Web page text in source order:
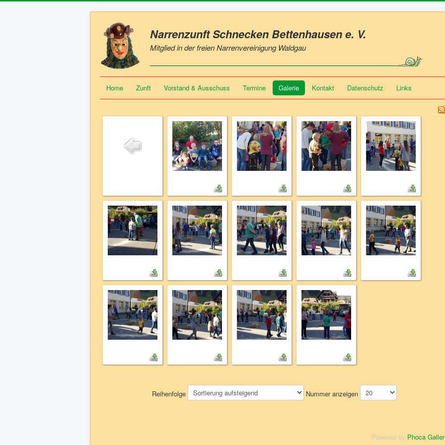
Narrenzunft Schnecken Bettenhausene. V.
Mitglied in der freien Narrenvereinigung Waldgau
Home Zunft Vorstand & Ausschuss Termine Galerie Kontakt Datenschutz Links
Reihenfolge Nummer anzeigen
Powered by Phoca